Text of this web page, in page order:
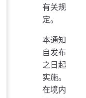
有关规
定。
本通知
自发布
之日起
实施。
在境内